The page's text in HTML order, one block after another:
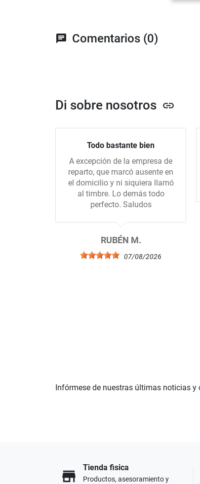
chat Comentarios (0)
Di sobre nosotros link
Todo bastante bien
A excepción de la empresa de
reparto, que marcó ausente en
el domicilio y ni siquiera llamó
al timbre. Lo demás todo
perfecto. Saludos
RUBÉN M.
07/08/2026
Infórmese de nuestras últimas noticias y
store
Tienda fisica
Productos, asesoramiento y